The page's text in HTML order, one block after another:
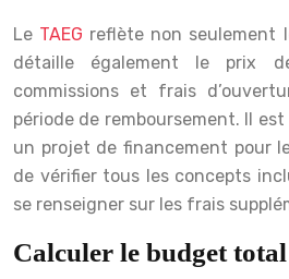
Le TAEG reflète non seulement
détaille également le prix
commissions et frais
période de remboursement. Il
un projet de financement pour
de vérifier tous les concepts
se renseigner sur les frais
Calculer le budget total